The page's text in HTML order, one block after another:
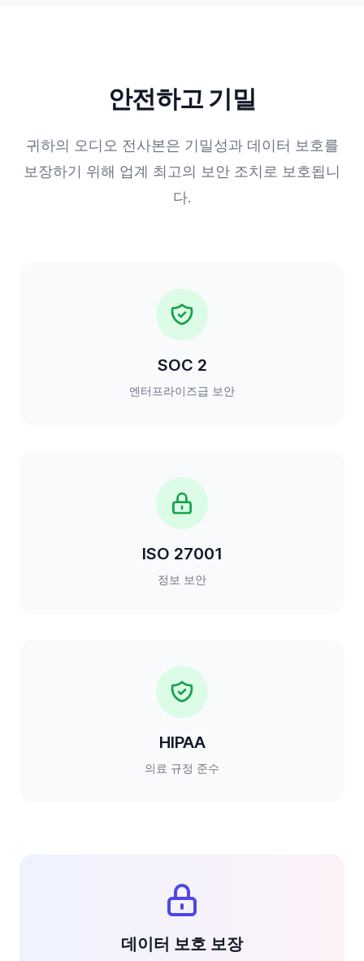
안전하고 기밀
귀하의 오디오 전사본은 기밀성과 데이터 보호를
보장하기 위해 업계 최고의 보안 조치로 보호됩니
다.
SOC 2
엔터프라이즈급 보안
ISO 27001
정보 보안
HIPAA
의료 규정 준수
데이터 보호 보장